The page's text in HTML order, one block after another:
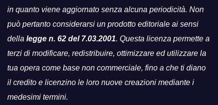
in quanto viene aggiornato senza alcuna periodicità. Non
può pertanto considerarsi un prodotto editoriale ai sensi
della legge n. 62 del 7.03.2001. Questa licenza permette a
terzi di modificare, redistribuire, ottimizzare ed utilizzare la
tua opera come base non commerciale, fino a che ti diano
il credito e licenzino le loro nuove creazioni mediante i
medesimi termini.